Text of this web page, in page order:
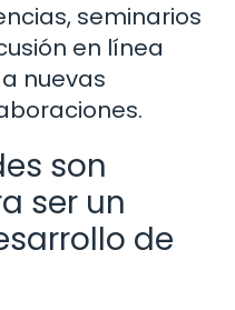
seminarios
en línea
nuevas
son
ser un
de